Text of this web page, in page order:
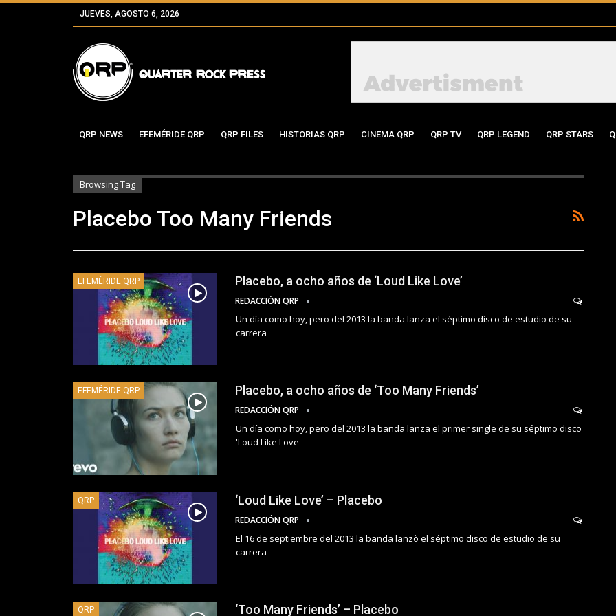
JUEVES, AGOSTO 6, 2026
QRP NEWS EFEMÉRIDE QRP QRP FILES HISTORIAS QRP CINEMA QRP QRP TV QRP LEGEND QRP STARS
Browsing Tag
Placebo Too Many Friends
EFEMÉRIDE QRP Placebo, a ocho años de ‘Loud Like Love’
REDACCIÓN QRP
Un día como hoy, pero del 2013 la banda lanza el séptimo disco de estudio de su
carrera
EFEMÉRIDE QRP Placebo, a ocho años de ‘Too Many Friends’
REDACCIÓN QRP
Un día como hoy, pero del 2013 la banda lanza el primer single de su séptimo disco
'Loud Like Love'
QRP ‘Loud Like Love’ – Placebo
REDACCIÓN QRP
El 16 de septiembre del 2013 la banda lanzò el séptimo disco de estudio de su
carrera
QRP ‘Too Many Friends’ – Placebo